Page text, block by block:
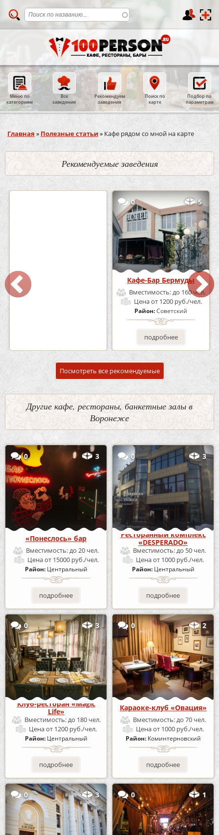
Меню по
категориям
Все
заведения
Рекомендуем
заведения
Поиск по
карте
Подбор по
параметрам
Вы здесь
Главная » Полезные статьи» Кафе рядом со мной на карте
Рекомендуемые заведения
Кафе «Шишка»
Вместимость:
0 5
Кафе-Бар Бермуды
Вместимость:до 160 чел.
Ценаот 1200 руб./чел.
Район:Советский
подробнее
Посмотреть все рекомендуемые
Другие кафе, рестораны, банкетные залы в
Воронеже
0 3
«Понеслось» бар
Вместимость:до 20 чел.
Ценаот 15000 руб./чел.
Район: Центральный
подробнее
0 3
Ресторанный комплекс
«DESPERADO»
Вместимость:до 50 чел.
Ценаот 1000 руб./чел.
Район: Центральный
подробнее
0 3
Клуб-ресторан «Magic
Life»
Вместимость:до 180 чел.
Ценаот 1200 руб./чел.
Район: Центральный
подробнее
0 2
Караоке-клуб «Овация»
Вместимость:до 70 чел.
Ценаот 1000 руб./чел.
Район: Коминтерновский
подробнее
0 3 0 1